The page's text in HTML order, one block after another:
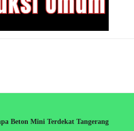
Beton Mini Terdekat Tangerang